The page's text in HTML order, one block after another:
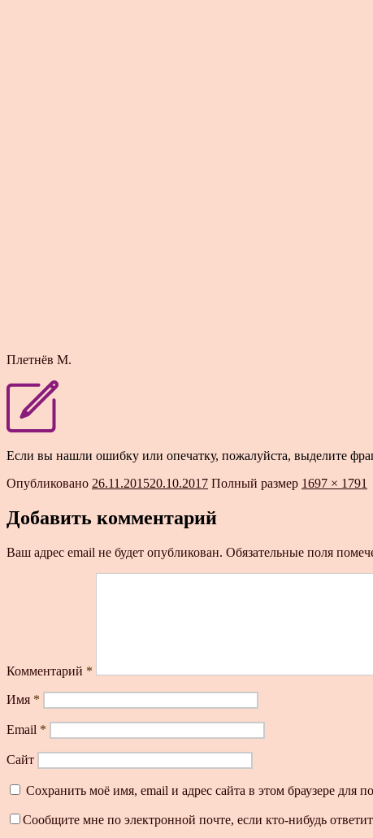
Плетнёв М.
Если вы нашли ошибку или опечатку, пожалуйста, выделите
Опубликовано 26.11.201520.10.2017 Полный размер 1697 × 1791
Добавить комментарий
Ваш адрес email не будет опубликован. Обязательные поля
Комментарий *
Имя *
Email *
Сайт
Сохранить моё имя, email и адрес сайта в этом браузере для
Сообщите мне по электронной почте, если кто-нибудь